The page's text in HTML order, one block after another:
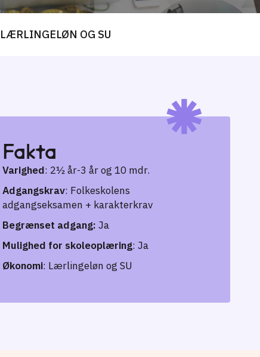
LÆRLINGELØN OG SU
Fakta
Varighed: 2½ år-3 år og 10 mdr.
Adgangskrav: Folkeskolens
adgangseksamen + karakterkrav
Begrænset adgang: Ja
Mulighed for skoleoplæring: Ja
Økonomi: Lærlingeløn og SU